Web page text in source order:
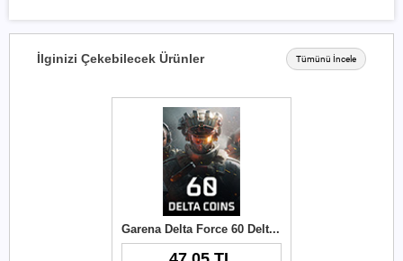
İlginizi Çekebilecek Ürünler Tümünü İncele
Garena Delta Force 60 Delta Coins TR